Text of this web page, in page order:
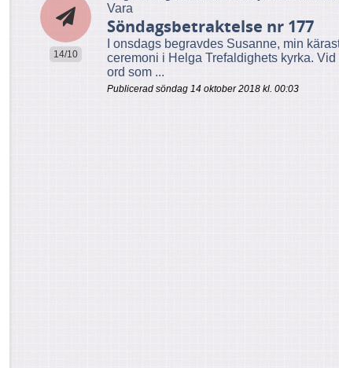
14/10
Vara
Söndagsbetraktelse nr 177
I onsdags begravdes Susanne, min
ceremoni i Helga Trefaldighets kyrka.
ord som ...
Publicerad söndag 14 oktober 2018 kl. 00:03